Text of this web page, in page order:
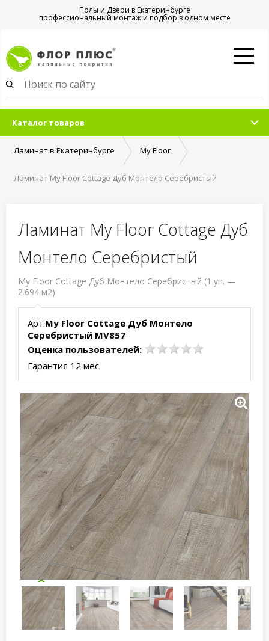
Полы и Двери в Екатеринбурге
профессиональный монтаж и подбор в одном месте
Каталог товаров
Ламинат в Екатеринбурге My Floor
Ламинат My Floor Cottage Дуб Монтело Серебристый
Ламинат My Floor Cottage Дуб
Монтело Серебристый
My Floor Cottage Дуб Монтело Серебристый (1 уп. —
2.694 м2)
Арт.My Floor Cottage Дуб Монтело
Серебристый MV857
Оценка пользователей:
Гарантия 12 мес.